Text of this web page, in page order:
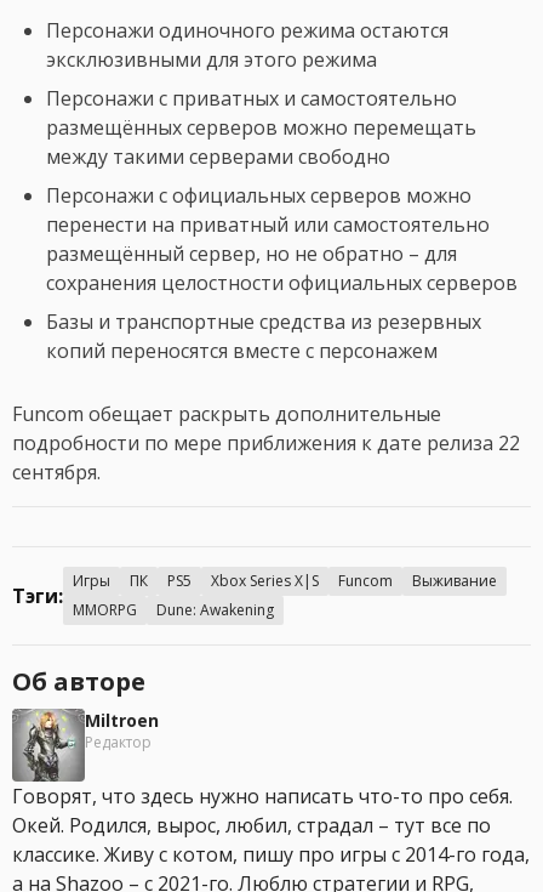
Персонажи одиночного режима остаются
эксклюзивными для этого режима
Персонажи с приватных и самостоятельно
размещённых серверов можно перемещать
между такими серверами свободно
Персонажи с официальных серверов можно
перенести на приватный или самостоятельно
размещённый сервер, но не обратно – для
сохранения целостности официальных серверов
Базы и транспортные средства из резервных
копий переносятся вместе с персонажем
Funcom обещает раскрыть дополнительные
подробности по мере приближения к дате релиза 22
сентября.
Тэги:
Игры ПК PS5 Xbox Series X|S Funcom
Выживание
MMORPG
Dune: Awakening
Об авторе
Miltroen
Редактор
Говорят, что здесь нужно написать что-то про себя.
Окей. Родился, вырос, любил, страдал – тут все по
классике. Живу с котом, пишу про игры с 2014-го года,
а на Shazoo – с 2021-го. Люблю стратегии и RPG,